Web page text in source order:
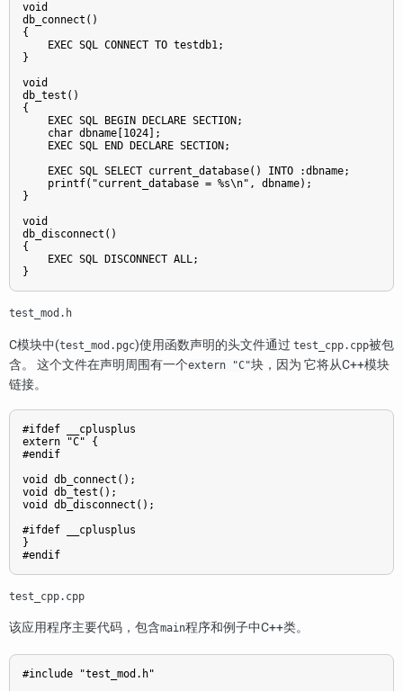
void
db_connect()
{
    EXEC SQL CONNECT TO testdb1;
}
void
db_test()
{
    EXEC SQL BEGIN DECLARE SECTION;
    char dbname[1024];
    EXEC SQL END DECLARE SECTION;
    EXEC SQL SELECT current_database() INTO :dbname;
    printf("current_database = %s\n", dbname);
}
void
db_disconnect()
{
    EXEC SQL DISCONNECT ALL;
}
test_mod.h
C模块中(test_mod.pgc)使用函数声明的头文件通过 test_cpp.cpp被包
含。 这个文件在声明周围有一个extern "C"块，因为 它将从C++模块
链接。
#ifdef __cplusplus
extern "C" {
#endif
void db_connect();
void db_test();
void db_disconnect();
#ifdef __cplusplus
}
#endif
test_cpp.cpp
该应用程序主要代码，包含main程序和例子中C++类。
#include "test_mod.h"